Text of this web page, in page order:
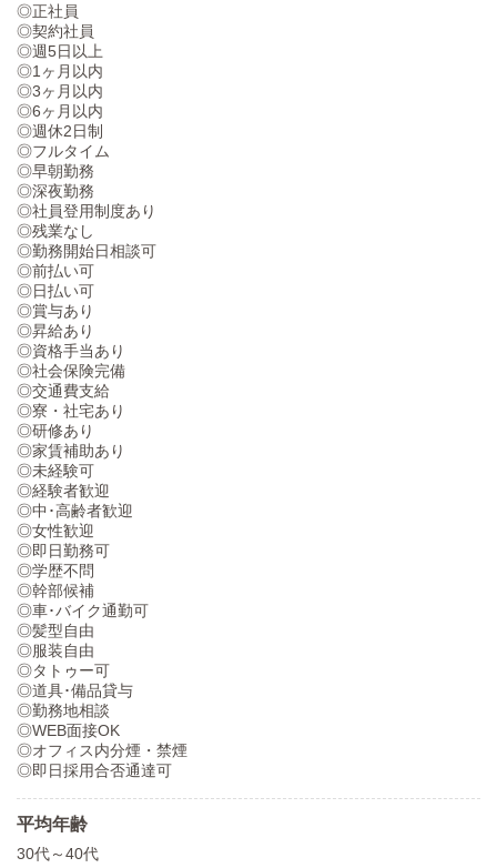
◎正社員
◎契約社員
◎週5日以上
◎1ヶ月以内
◎3ヶ月以内
◎6ヶ月以内
◎週休2日制
◎フルタイム
◎早朝勤務
◎深夜勤務
◎社員登用制度あり
◎残業なし
◎勤務開始日相談可
◎前払い可
◎日払い可
◎賞与あり
◎昇給あり
◎資格手当あり
◎社会保険完備
◎交通費支給
◎寮・社宅あり
◎研修あり
◎家賃補助あり
◎未経験可
◎経験者歓迎
◎中･高齢者歓迎
◎女性歓迎
◎即日勤務可
◎学歴不問
◎幹部候補
◎車･バイク通勤可
◎髪型自由
◎服装自由
◎タトゥー可
◎道具･備品貸与
◎勤務地相談
◎WEB面接OK
◎オフィス内分煙・禁煙
◎即日採用合否通達可
平均年齢
30代～40代